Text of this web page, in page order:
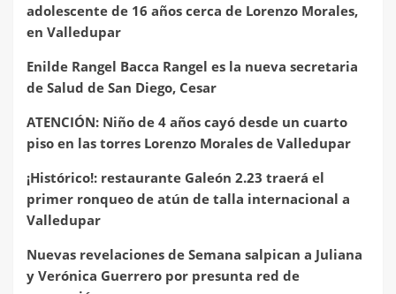
adolescente de 16 años cerca de Lorenzo Morales,
en Valledupar
Enilde Rangel Bacca Rangel es la nueva secretaria
de Salud de San Diego, Cesar
ATENCIÓN: Niño de 4 años cayó desde un cuarto
piso en las torres Lorenzo Morales de Valledupar
¡Histórico!: restaurante Galeón 2.23 traerá el
primer ronqueo de atún de talla internacional a
Valledupar
Nuevas revelaciones de Semana salpican a Juliana
y Verónica Guerrero por presunta red de